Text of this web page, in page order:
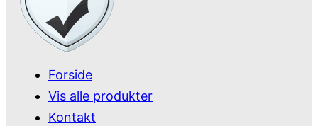
Forside
Vis alle produkter
Kontakt